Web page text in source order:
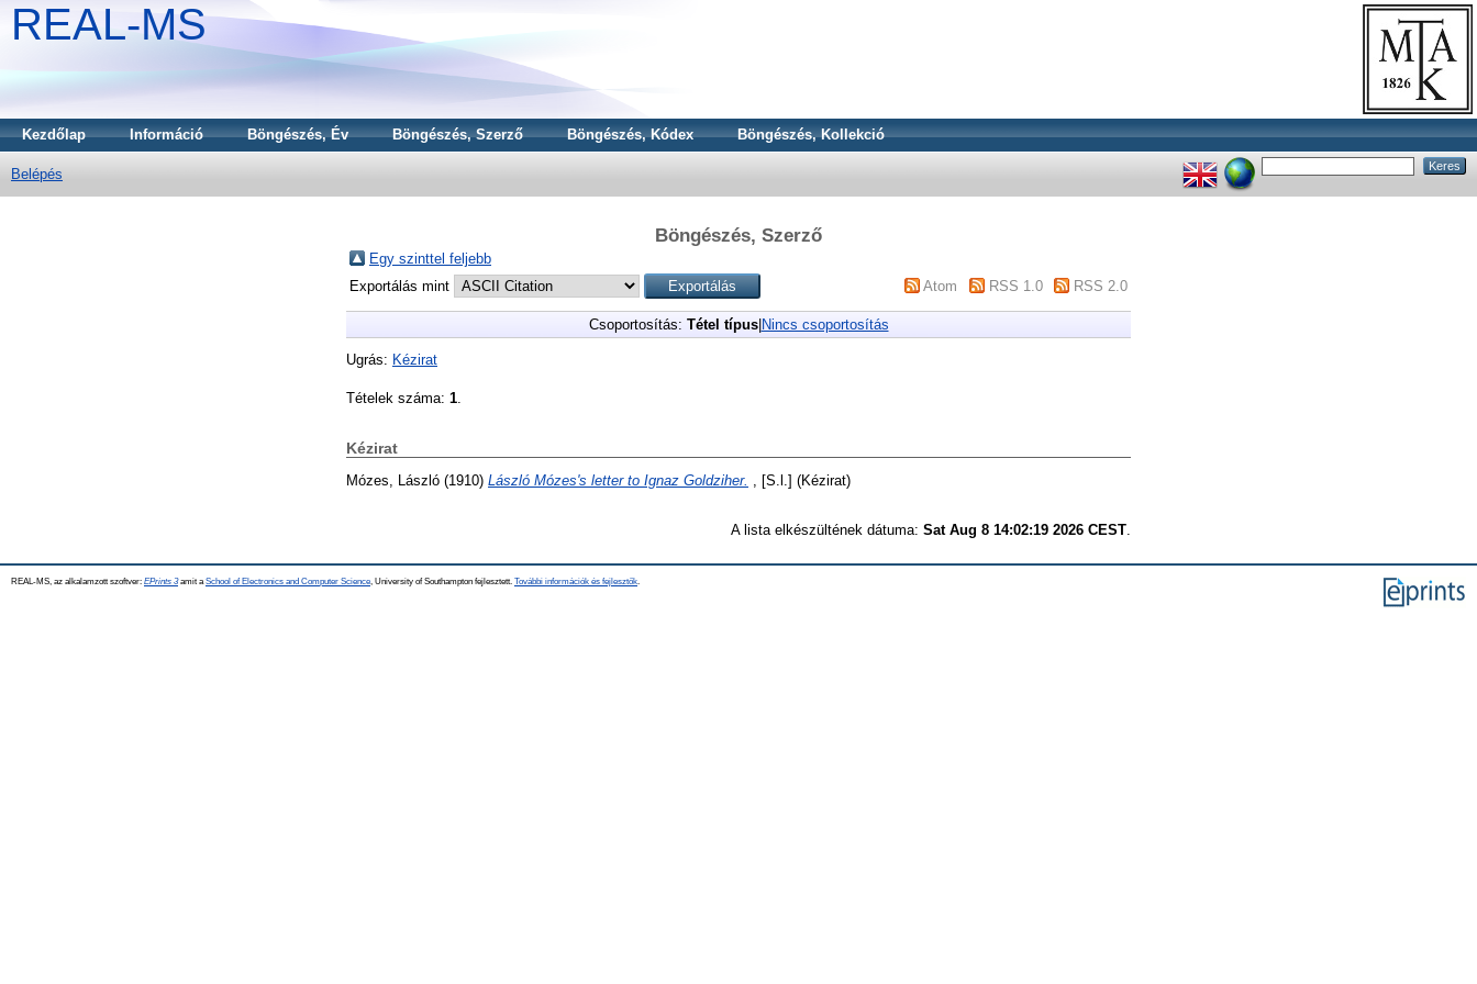
REAL-MS
Kezdőlap Információ Böngészés, Év Böngészés, Szerző Böngészés, Kódex Böngészés, Kollekció
Belépés
Böngészés, Szerző
Egy szinttel feljebb
Exportálás mint
Atom RSS 1.0 RSS 2.0
Csoportosítás: Tétel típus| Nincs csoportosítás
Ugrás: Kézirat
Tételek száma: 1
Kézirat
Mózes, László (1910) László Mózes's letter to Ignaz Goldziher. , [S.l.] (Kézirat)
A lista elkészültének dátuma: Sat Aug 8 14:02:19 2026 CEST
REAL-MS, az alkalamzott szoftver: EPrints 3amit a School of Electronics and Computer Science , University of Southampton fejlesztett. További információk és fejlesztők